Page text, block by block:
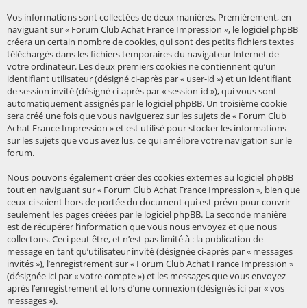
Vos informations sont collectées de deux manières. Premièrement, en
naviguant sur « Forum Club Achat France Impression », le logiciel phpBB
créera un certain nombre de cookies, qui sont des petits fichiers textes
téléchargés dans les fichiers temporaires du navigateur Internet de
votre ordinateur. Les deux premiers cookies ne contiennent qu’un
identifiant utilisateur (désigné ci-après par « user-id ») et un identifiant
de session invité (désigné ci-après par « session-id »), qui vous sont
automatiquement assignés par le logiciel phpBB. Un troisième cookie
sera créé une fois que vous naviguerez sur les sujets de « Forum Club
Achat France Impression » et est utilisé pour stocker les informations
sur les sujets que vous avez lus, ce qui améliore votre navigation sur le
forum.
Nous pouvons également créer des cookies externes au logiciel phpBB
tout en naviguant sur « Forum Club Achat France Impression », bien que
ceux-ci soient hors de portée du document qui est prévu pour couvrir
seulement les pages créées par le logiciel phpBB. La seconde manière
est de récupérer l’information que vous nous envoyez et que nous
collectons. Ceci peut être, et n’est pas limité à : la publication de
message en tant qu’utilisateur invité (désignée ci-après par « messages
invités »), l’enregistrement sur « Forum Club Achat France Impression »
(désignée ici par « votre compte ») et les messages que vous envoyez
après l’enregistrement et lors d’une connexion (désignés ici par « vos
messages »).